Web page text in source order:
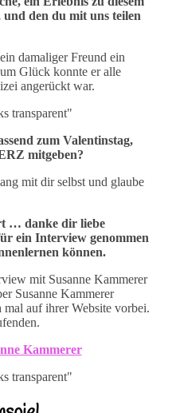
den du mit uns teilen
damaliger Freund ein
Glück konnte er alle
angerückt war.
zum Valentinstag,
mitgeben?
mit dir selbst und glaube
… danke dir liebe
ein Interview genommen
können.
mit Susanne Kammerer
Susanne Kammerer
auf ihrer Website vorbei.
Kammerer